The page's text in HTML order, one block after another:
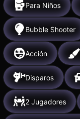
Para Niños
Bubble Shooter
Acción
Disparos
2 Jugadores